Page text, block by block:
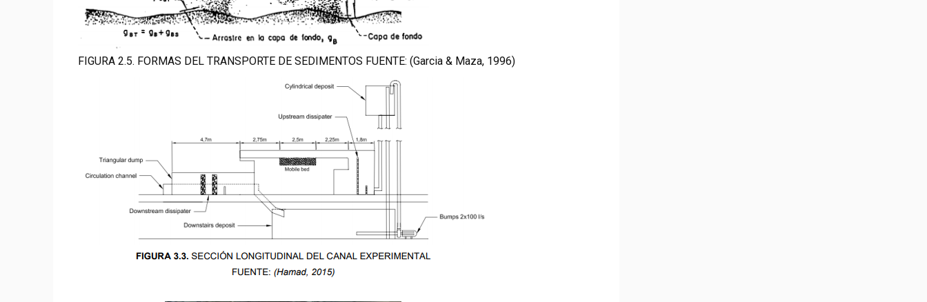
FIGURA 2.5. FORMAS DEL TRANSPORTE DE SEDIMENTOS FUENTE: (Garcia & Maza, 1996)